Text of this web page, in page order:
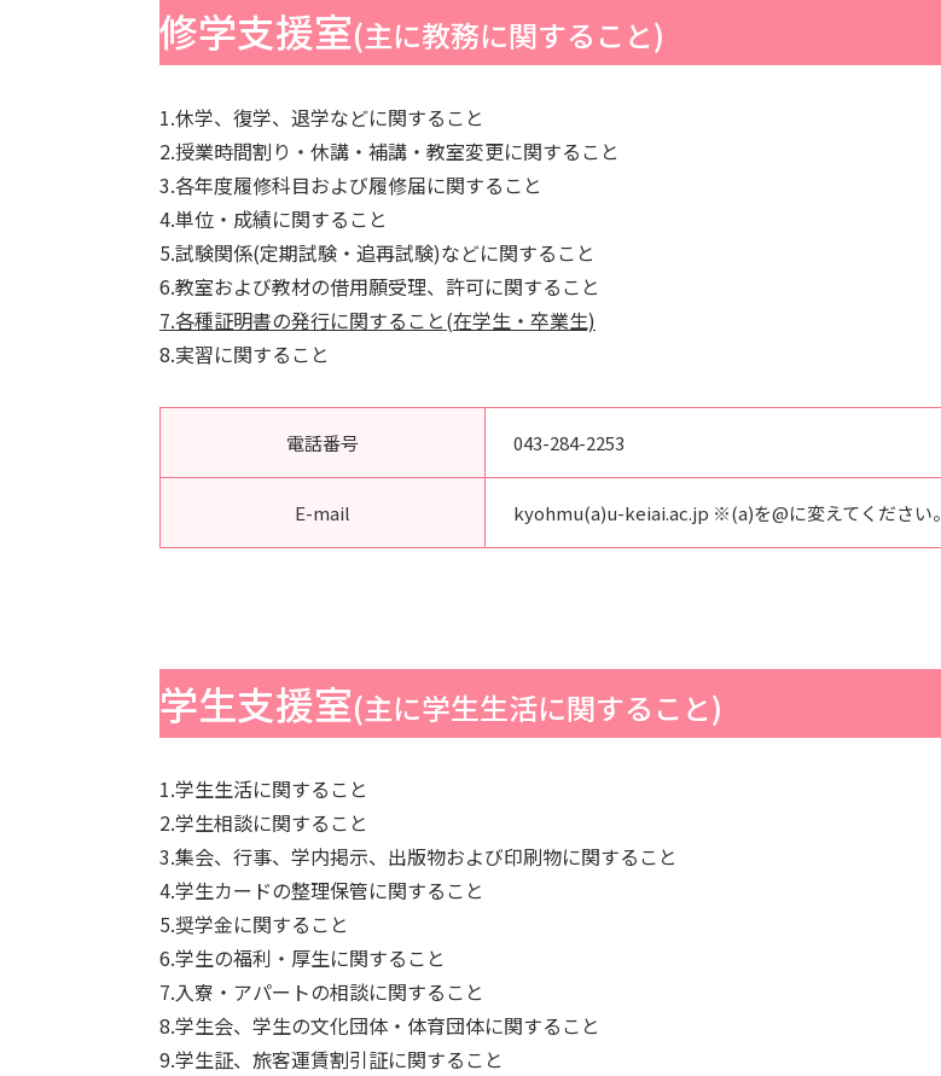
修学支援室(主に教務に関すること)
1.休学、復学、退学などに関すること
2.授業時間割り・休講・補講・教室変更に関すること
3.各年度履修科目および履修届に関すること
4.単位・成績に関すること
5.試験関係(定期試験・追再試験)などに関すること
6.教室および教材の借用願受理、許可に関すること
7.各種証明書の発行に関すること(在学生・卒業生)
8.実習に関すること
電話番号 043-284-2253
E-mail kyohmu(a)u-keiai.ac.jp ※(a)を@に変えてください。
学生支援室(主に学生生活に関すること)
1.学生生活に関すること
2.学生相談に関すること
3.集会、行事、学内掲示、出版物および印刷物に関すること
4.学生カードの整理保管に関すること
5.奨学金に関すること
6.学生の福利・厚生に関すること
7.入寮・アパートの相談に関すること
8.学生会、学生の文化団体・体育団体に関すること
9.学生証、旅客運賃割引証に関すること